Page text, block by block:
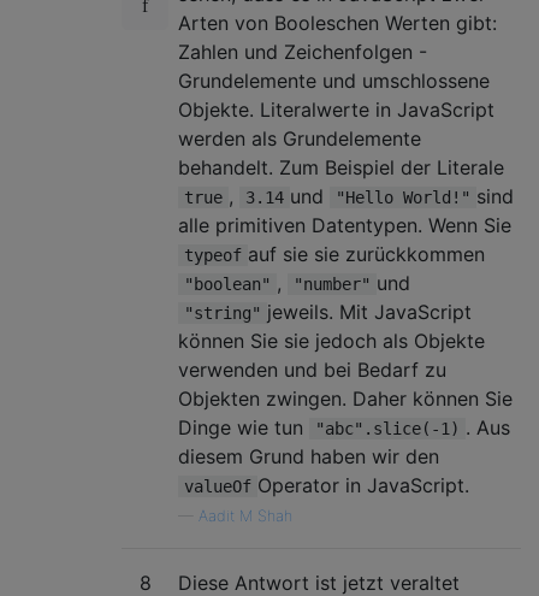
Arten von Booleschen Werten gibt:
Zahlen und Zeichenfolgen -
Grundelemente und umschlossene
Objekte. Literalwerte in JavaScript
werden als Grundelemente
behandelt. Zum Beispiel der Literale
true , 3.14 und "Hello World!" sind
alle primitiven Datentypen. Wenn Sie
typeof auf sie sie zurückkommen
"boolean" , "number" und
"string" jeweils. Mit JavaScript
können Sie sie jedoch als Objekte
verwenden und bei Bedarf zu
Objekten zwingen. Daher können Sie
Dinge wie tun
"abc".slice(-1) . Aus
diesem Grund haben wir den
valueOf Operator in JavaScript.
Aadit M Shah
8 Diese Antwort ist jetzt veraltet